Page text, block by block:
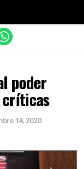
poder
14, 2020